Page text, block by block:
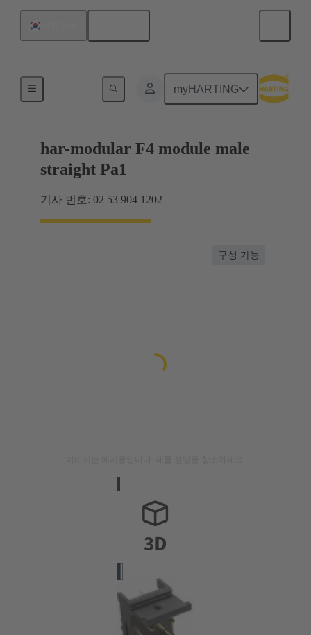
myHARTING
har-modular F4 module male
straight Pa1
기사 번호: 02 53 904 1202
구성 가능